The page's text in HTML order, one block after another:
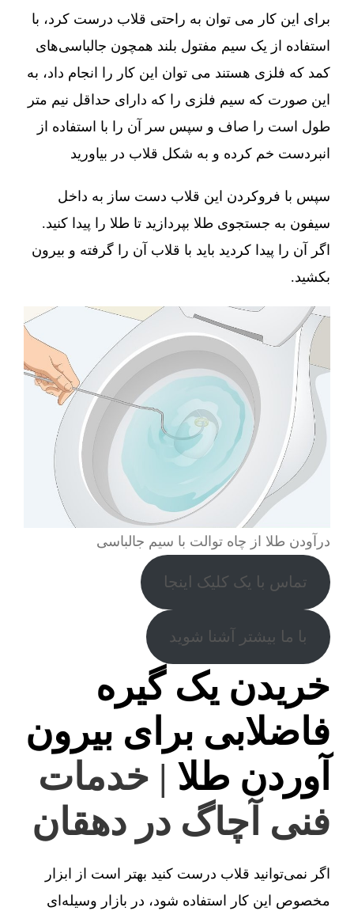
برای این کار می توان به راحتی قلاب درست کرد، با
استفاده از یک سیم مفتول بلند همچون جالباسی‌های
کمد که فلزی هستند می توان این کار را انجام داد، به
این صورت که سیم فلزی را که دارای حداقل نیم متر
طول است را صاف و سپس سر آن را با استفاده از
انبردست خم کرده و به شکل قلاب در بیاورید
سپس با فروکردن این قلاب دست ساز به داخل
سیفون به جستجوی طلا بپردازید تا طلا را پیدا کنید.
اگر آن را پیدا کردید باید با قلاب آن را گرفته و بیرون
بکشید.
درآودن طلا از چاه توالت با سیم جالباسی
تماس با یک کلیک اینجا
با ما بیشتر آشنا شوید
خریدن یک گیره
فاضلابی برای بیرون
آوردن طلا | خدمات
فنی آچاگ در دهقان
اگر نمی‌توانید قلاب درست کنید بهتر است از ابزار
مخصوص این کار استفاده شود، در بازار وسیله‌ای